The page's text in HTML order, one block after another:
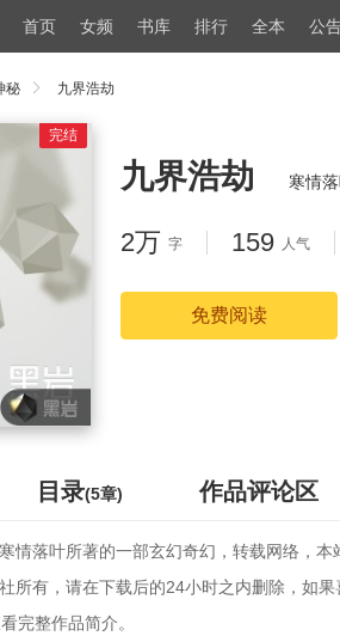
首页 女频 书库 排行 全本 公
秘 九界浩劫
完结
九界浩劫 寒情
2万 字 159 人气
免费阅读
目录(5章) 作品评论区
寒情落叶所著的一部玄幻奇幻，转载网络，
所有，请在下载后的24小时之内删除，如果
完整作品简介。